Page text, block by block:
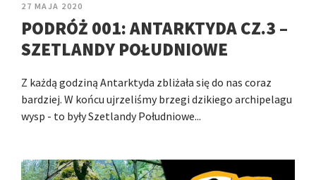
27 MAJA 2020
PODRÓŻ 001: ANTARKTYDA CZ.3 –
SZETLANDY POŁUDNIOWE
Z każdą godziną Antarktyda zbliżała się do nas coraz
bardziej. W końcu ujrzeliśmy brzegi dzikiego archipelagu
wysp - to były Szetlandy Południowe...